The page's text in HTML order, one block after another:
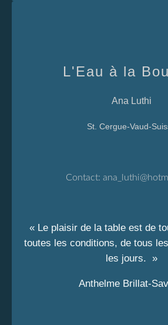
L'Eau à la
Ana Luthi
St. Cergue-Vaud-
Contact:
« Le plaisir de la table est de
toutes les conditions, de tous
les jours. »
Anthelme Brillat-